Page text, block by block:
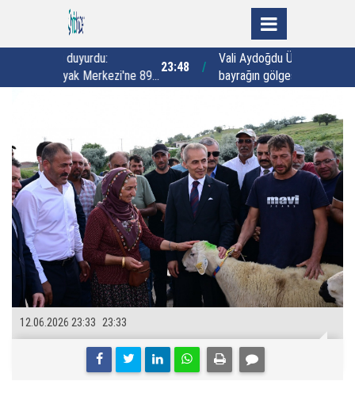
23:48
Vali Aydoğdu Üzümlü’de: "Al
bayrağın gölgesi altında beraber
23:33
12.06.2026 23:33